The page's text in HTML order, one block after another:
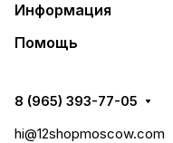
Информация
Помощь
8 (965) 393-77-05
hi@12shopmoscow.com